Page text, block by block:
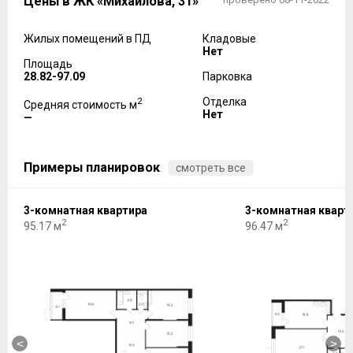
Жилых помещений в ПД
Площадь
28.82-97.09
Средняя стоимость м2
—
Кладовые
Нет
Парковка
Отделка
Нет
Примеры планировок смотреть все
<
3-комнатная квартира
95.17 м2
3-комнатная
96.47 м2
>